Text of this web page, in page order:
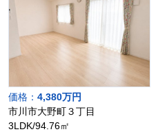
価格： 4,380万円
市川市大野町３丁目
3LDK/94.76㎡